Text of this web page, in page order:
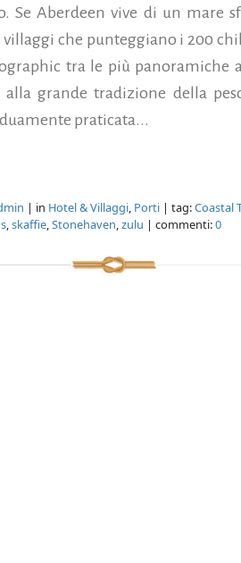
Se Aberdeen vive di un mare
che punteggiano i 200
tra le più panoramiche
grande tradizione della
praticata...
| in Hotel & Villaggi, Porti | tag:Coastal
,skaffie,Stonehaven,zulu | commenti:0